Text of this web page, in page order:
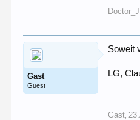
Doctor_J
Gast
Guest
Soweit
LG,
Gast